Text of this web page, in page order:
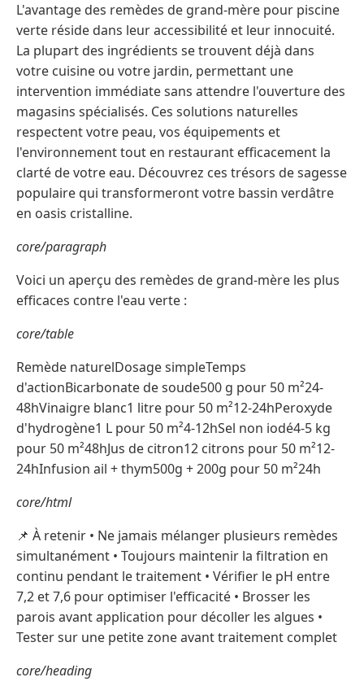
L'avantage des remèdes de grand-mère pour piscine
verte réside dans leur accessibilité et leur innocuité.
La plupart des ingrédients se trouvent déjà dans
votre cuisine ou votre jardin, permettant une
intervention immédiate sans attendre l'ouverture des
magasins spécialisés. Ces solutions naturelles
respectent votre peau, vos équipements et
l'environnement tout en restaurant efficacement la
clarté de votre eau. Découvrez ces trésors de sagesse
populaire qui transformeront votre bassin verdâtre
en oasis cristalline.
core/paragraph
Voici un aperçu des remèdes de grand-mère les plus
efficaces contre l'eau verte :
core/table
Remède naturelDosage simpleTemps
d'actionBicarbonate de soude500 g pour 50 m²24-
48hVinaigre blanc1 litre pour 50 m²12-24hPeroxyde
d'hydrogène1 L pour 50 m²4-12hSel non iodé4-5 kg
pour 50 m²48hJus de citron12 citrons pour 50 m²12-
24hInfusion ail + thym500g + 200g pour 50 m²24h
core/html
📌 À retenir • Ne jamais mélanger plusieurs remèdes
simultanément • Toujours maintenir la filtration en
continu pendant le traitement • Vérifier le pH entre
7,2 et 7,6 pour optimiser l'efficacité • Brosser les
parois avant application pour décoller les algues •
Tester sur une petite zone avant traitement complet
core/heading